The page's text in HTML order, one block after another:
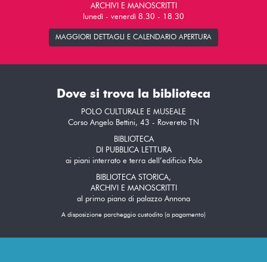
ARCHIVI E MANOSCRITTI
lunedì - venerdì 8.30 - 18.30
MAGGIORI DETTAGLI E CALENDARIO APERTURA
Dove si trova la biblioteca
POLO CULTURALE E MUSEALE
Corso Angelo Bettini, 43 - Rovereto TN
BIBLIOTECA
DI PUBBLICA LETTURA
ai piani interrato e terra dell’edificio Polo
BIBLIOTECA STORICA,
ARCHIVI E MANOSCRITTI
al primo piano di palazzo Annona
A disposizione parcheggio custodito (a pagamento)